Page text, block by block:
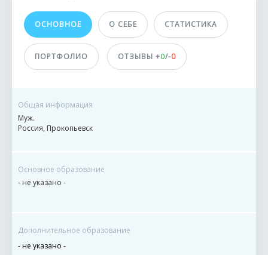
0
0 заказов
0 сделок
ОСНОВНОЕ О СЕБЕ СТАТИСТИКА
ПОРТФОЛИО ОТЗЫВЫ +0/-0
Общая информация
Муж.
Россия, Прокопьевск
Основное образование
- не указано -
Дополнительное образование
- не указано -